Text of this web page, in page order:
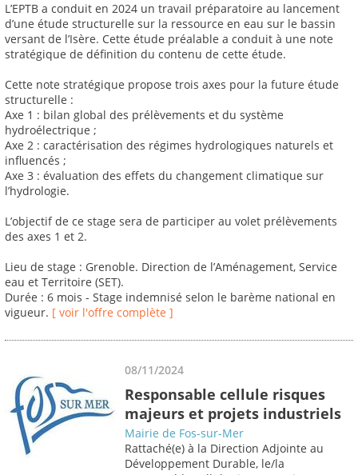
L’EPTB a conduit en 2024 un travail préparatoire au lancement
d’une étude structurelle sur la ressource en eau sur le bassin
versant de l’Isère. Cette étude préalable a conduit à une note
stratégique de définition du contenu de cette étude.
Cette note stratégique propose trois axes pour la future étude
structurelle :
Axe 1 : bilan global des prélèvements et du système
hydroélectrique ;
Axe 2 : caractérisation des régimes hydrologiques naturels et
influencés ;
Axe 3 : évaluation des effets du changement climatique sur
l’hydrologie.
L’objectif de ce stage sera de participer au volet prélèvements
des axes 1 et 2.
Lieu de stage : Grenoble. Direction de l’Aménagement, Service
eau et Territoire (SET).
Durée : 6 mois - Stage indemnisé selon le barème national en
vigueur. [ voir l'offre complète ]
08/11/2024
Responsable cellule risques
majeurs et projets industriels
Mairie de Fos-sur-Mer
Rattaché(e) à la Direction Adjointe au
Développement Durable, le/la